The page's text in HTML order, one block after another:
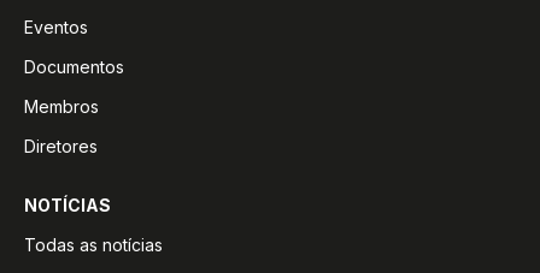
Eventos
Documentos
Membros
Diretores
NOTÍCIAS
Todas as notícias